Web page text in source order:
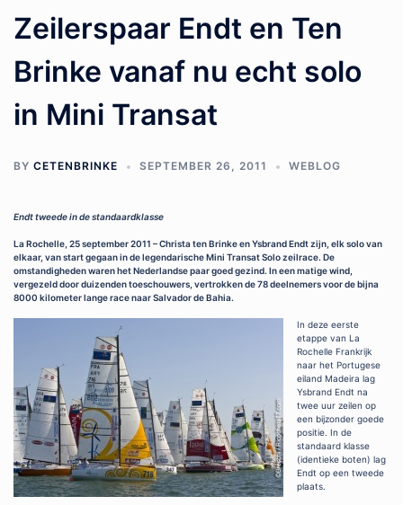
Zeilerspaar Endt en Ten
Brinke vanaf nu echt solo
in Mini Transat
BY CETENBRINKE SEPTEMBER 26, 2011 WEBLOG
Endt tweede in de standaardklasse
La Rochelle, 25 september 2011 – Christa ten Brinke en Ysbrand Endt zijn, elk solo van
elkaar, van start gegaan in de legendarische Mini Transat Solo zeilrace. De
omstandigheden waren het Nederlandse paar goed gezind. In een matige wind,
vergezeld door duizenden toeschouwers, vertrokken de 78 deelnemers voor de bijna
8000 kilometer lange race naar Salvador de Bahia.
In deze eerste
etappe van La
Rochelle Frankrijk
naar het Portugese
eiland Madeira lag
Ysbrand Endt na
twee uur zeilen op
een bijzonder goede
positie. In de
standaard klasse
(identieke boten) lag
Endt op een tweede
plaats.